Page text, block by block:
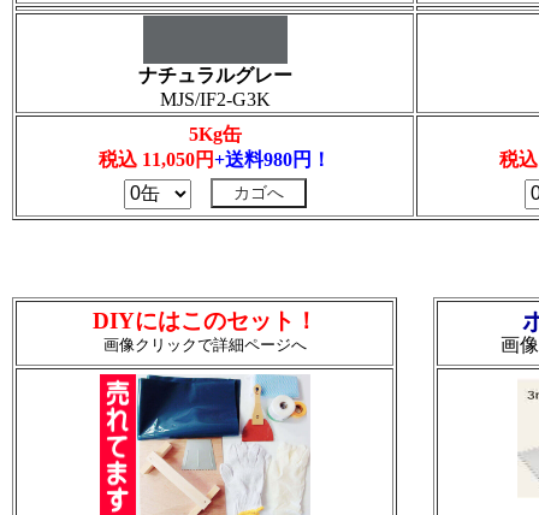
ナチュラルグレー
MJS/IF2-G3K
5Kg缶
税込 11,050円+送料980円！ 税
DIYにはこのセット！
画像クリックで詳細ページへ 画